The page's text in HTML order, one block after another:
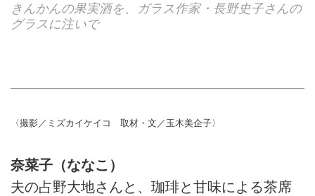
きんかんの果実酒を、ガラス作家・長野史子さんの
グラスに注いで
〈撮影／ミズカイケイコ 取材・文／玉木美企子〉
奈菜子（ななこ）
夫の占野大地さんと、珈琲と甘味による茶席